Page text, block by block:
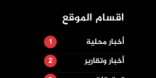
اقسام الموقع
أخبار محلية
أخبار وتقارير